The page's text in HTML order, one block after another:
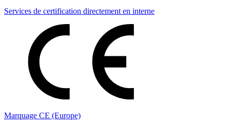
Services de certification directement en interne
Marquage CE (Europe)